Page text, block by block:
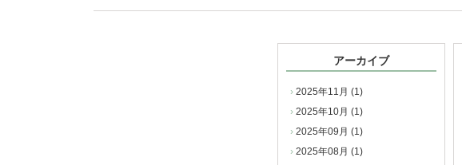
アーカイブ
2025年11月 (1)
2025年10月 (1)
2025年09月 (1)
2025年08月 (1)